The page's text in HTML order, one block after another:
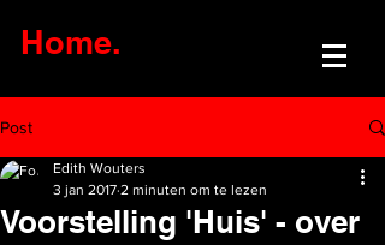
Home.
Post
Voorstelling 'Huis' - over
Edith Wouters
3 jan 2017 2 minuten om te lezen